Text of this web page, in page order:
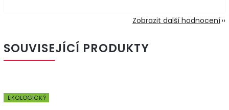
Zobrazit další hodnocení
SOUVISEJÍCÍ PRODUKTY
EKOLOGICKÝ